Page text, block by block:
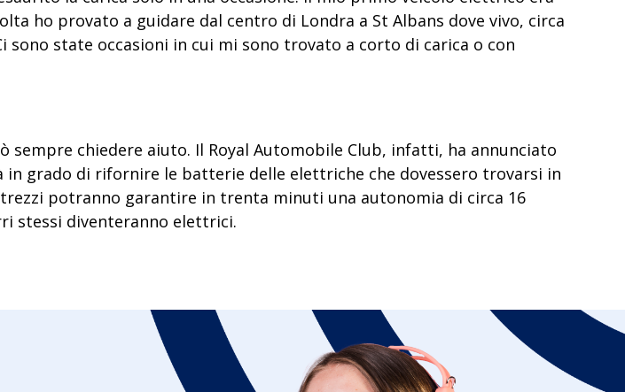
ho provato a guidare dal centro di Londra a St Albans dove vivo, circa
sono state occasioni in cui mi sono trovato a corto di carica o con
sempre chiedere aiuto. Il Royal Automobile Club, infatti, ha annunciato
in grado di rifornire le batterie delle elettriche che dovessero trovarsi in
potranno garantire in trenta minuti una autonomia di circa 16
stessi diventeranno elettrici.